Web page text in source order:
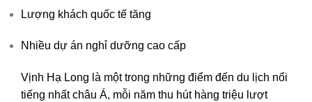
Lượng khách quốc tế tăng
Nhiều dự án nghỉ dưỡng cao cấp
Vịnh Hạ Long là một trong những điểm đến du lịch nổi
tiếng nhất châu Á, mỗi năm thu hút hàng triệu lượt